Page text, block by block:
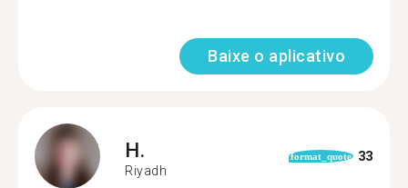
Baixe o aplicativo
H.
Riyadh
format_quote 33